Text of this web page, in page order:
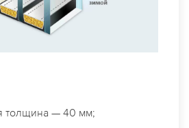
толщина — 40 мм;